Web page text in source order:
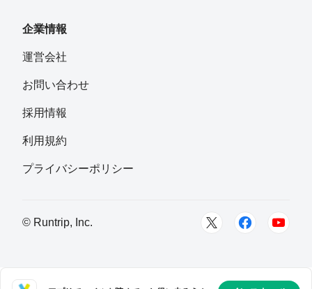
企業情報
運営会社
お問い合わせ
採用情報
利用規約
プライバシーポリシー
© Runtrip, Inc.